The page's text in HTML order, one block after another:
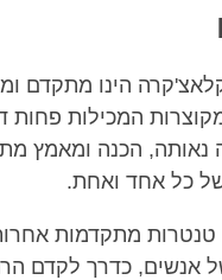
הינו מתקדם
המכילות פחות
נאותה, הכנה ומאמץ
כל אחד ואחת.
מתקדמות
אנשים, כדרך לקדם